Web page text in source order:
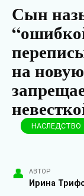
Сын
на
НАСЛЕДСТВО
АВТОР
Ирина